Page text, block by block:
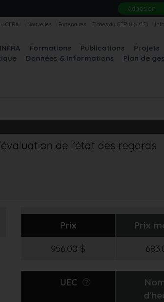
Adhésion
CERIU Nouvelles Partenaires Fiches du CERIU (ACC)
Formations Publications Projets
Données & Informations Plan de
de l’état des regards
Prix
Prix
956.00 $
UEC